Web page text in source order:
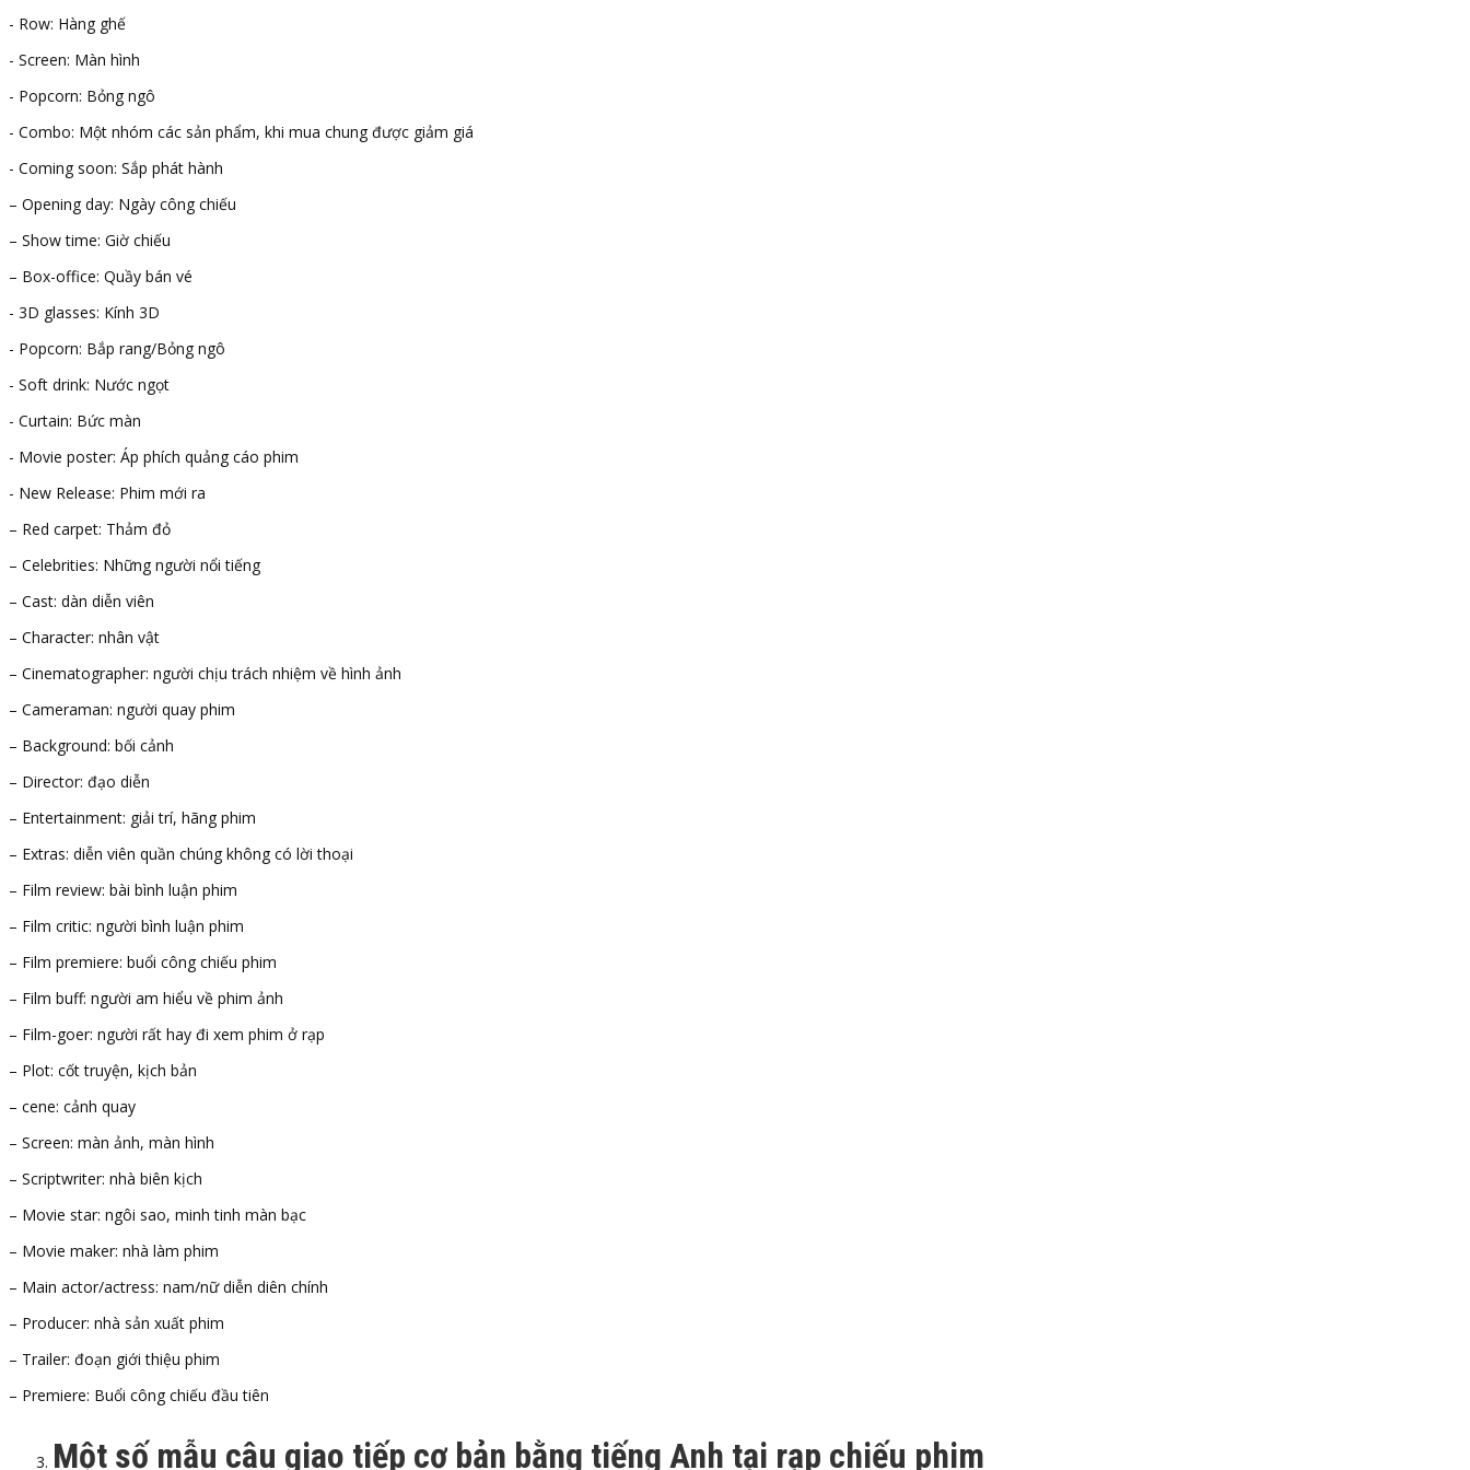
-​ Row: Hàng ghế
-​ Screen: Màn hình
-​ Popcorn: Bỏng ngô
-​ Combo: Một nhóm các sản phẩm, khi mua chung được giảm giá
-​ Coming soon: Sắp phát hành
– ​Opening day: Ngày công chiếu
– ​Show time: Giờ chiếu
– ​Box-office: Quầy bán vé
-​ 3D glasses: Kính 3D
-​ Popcorn: Bắp rang/Bỏng ngô
-​ Soft drink: Nước ngọt
-​ Curtain: Bức màn
-​ Movie poster: Áp phích quảng cáo phim
-​ New Release: Phim mới ra
– Red carpet: Thảm đỏ
– Celebrities: Những người nổi tiếng
– Cast: dàn diễn viên
– Character: nhân vật
– Cinematographer: người chịu trách nhiệm về hình ảnh
– Cameraman: người quay phim
– Background: bối cảnh
– Director: đạo diễn
– Entertainment: giải trí, hãng phim
– Extras: diễn viên quần chúng không có lời thoại
– Film review: bài bình luận phim
– Film critic: người bình luận phim
– Film premiere: buổi công chiếu phim
– Film buff: người am hiểu về phim ảnh
– Film-goer: người rất hay đi xem phim ở rạp
– Plot: cốt truyện, kịch bản
– cene: cảnh quay
– Screen: màn ảnh, màn hình
– Scriptwriter: nhà biên kịch
– Movie star: ngôi sao, minh tinh màn bạc
– Movie maker: nhà làm phim
– Main actor/actress: nam/nữ diễn diên chính
– Producer: nhà sản xuất phim
– Trailer: đoạn giới thiệu phim
– Premiere: Buổi công chiếu đầu tiên
Một số mẫu câu giao tiếp cơ bản bằng tiếng Anh tại rạp chiếu phim